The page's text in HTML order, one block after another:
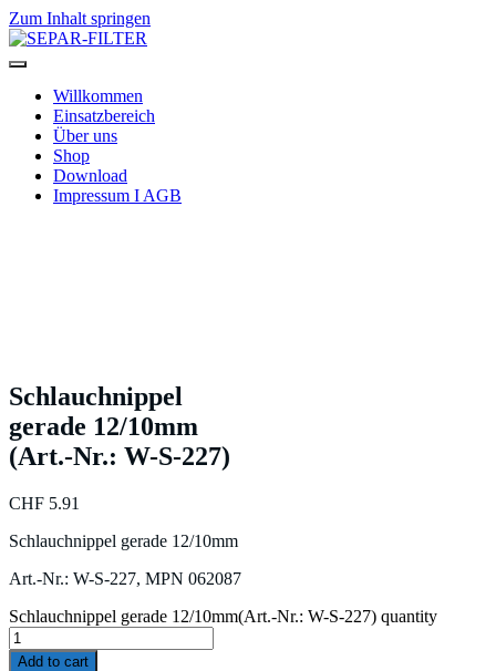
Zum Inhalt springen
SEPAR-FILTER
Willkommen
Einsatzbereich
Über uns
Shop
Download
Impressum I AGB
Schlauchnippel
gerade 12/10mm
(Art.-Nr.: W-S-227)
CHF 5.91
Schlauchnippel gerade 12/10mm
Art.-Nr.: W-S-227, MPN 062087
Schlauchnippel gerade 12/10mm(Art.-Nr.: W-S-227) quantity
Add to cart